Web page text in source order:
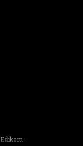
Edikom ·